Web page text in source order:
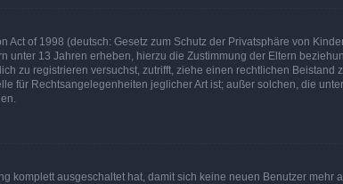
Act of 1998 (deutsch: Gesetz zum Schutz der Privatsphäre von
unter 13 Jahren erheben, hierzu die Zustimmung der Eltern
zu registrieren versuchst, zutrifft, ziehe einen rechtlichen
für Rechtsangelegenheiten jeglicher Art ist; außer solchen, die
komplett ausgeschaltet hat, damit sich keine neuen Benutzer